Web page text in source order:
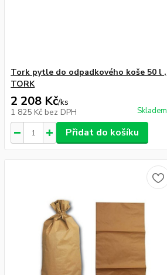
Tork pytle do odpadkového koše 50 l ,
TORK
2 208 Kč/ks
1 825 Kč bez DPH Skladem
Přidat do košíku